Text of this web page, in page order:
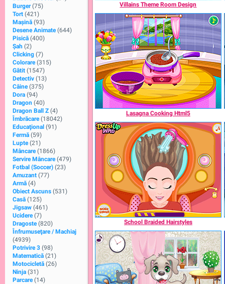
Burger (75)
Tort (421)
Maşină (93)
Desene Animate (644)
Pisică (400)
Şah (2)
Clicking (7)
Colorare (315)
Gătit (1547)
Detectiv (13)
Câine (375)
Dora (94)
Dragon (40)
Dragon Ball Z (4)
Îmbrăcare (18042)
Educaţional (91)
Fermă (59)
Lupte (21)
Mâncare (1866)
Servire Mâncare (479)
Fotbal (Soccer) (23)
Amuzant (77)
Armă (4)
Obiect Ascuns (531)
Casă (125)
Jigsaw (461)
Ucidere (7)
Dragoste (820)
Înfrumuseţare / Machiaj
(4939)
Potrivire 3 (98)
Matematică (21)
Motocicletă (26)
Ninja (31)
Parcare (14)
Villains Theme Room Design
Lasagna Cooking Html5
School Braided Hairstyles